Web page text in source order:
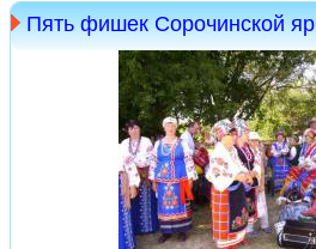
Пять фишек Сорочинской